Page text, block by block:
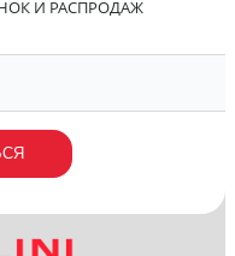
И РАСПРОДАЖ